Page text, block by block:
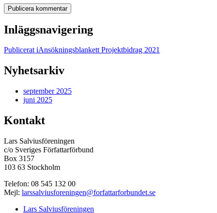
Inläggsnavigering
Publicerat iAnsökningsblankett Projektbidrag 2021
Nyhetsarkiv
september 2025
juni 2025
Kontakt
Lars Salviusföreningen
c/o Sveriges Författarförbund
Box 3157
103 63 Stockholm
Telefon: 08 545 132 00
Mejl: larssalviusforeningen@forfattarforbundet.se
Lars Salviusföreningen